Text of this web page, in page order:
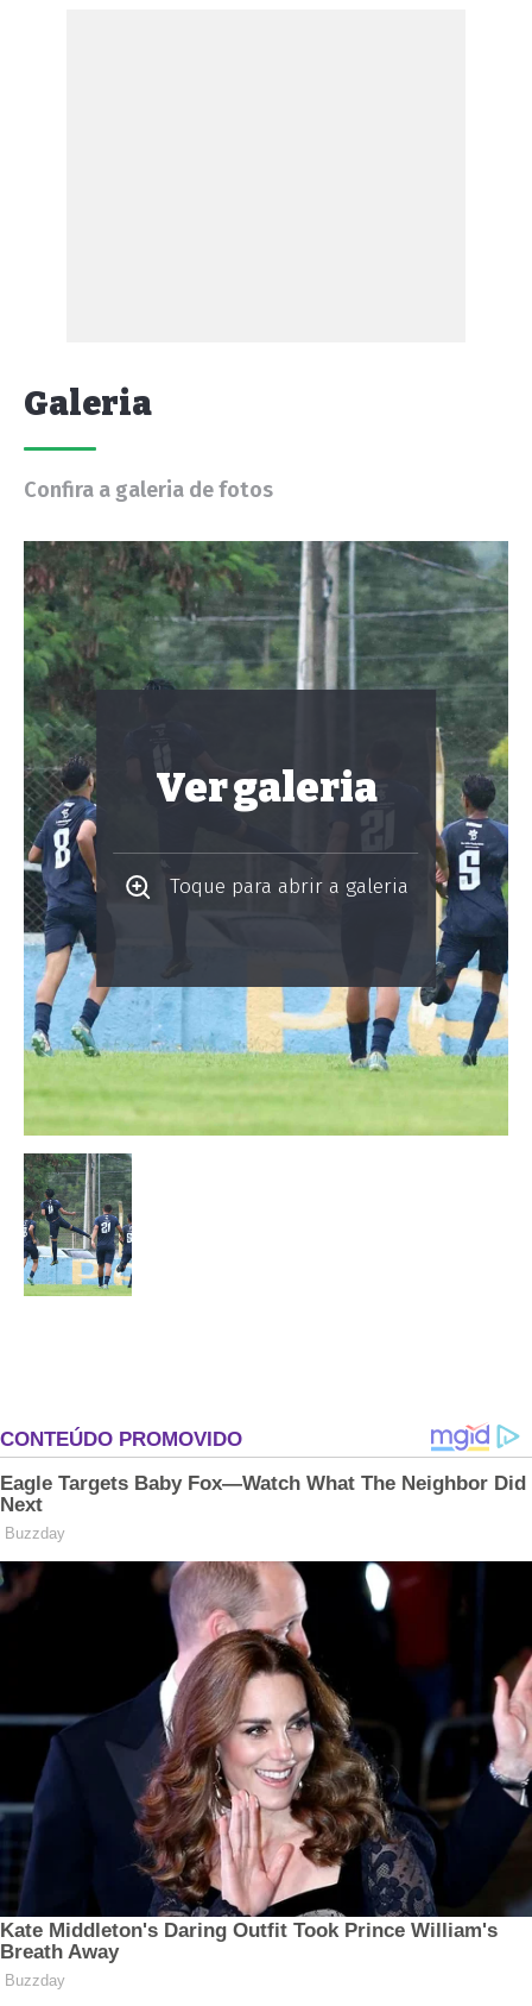
Galeria
Confira a galeria de fotos
Ver galeria
Toque para abrir a galeria